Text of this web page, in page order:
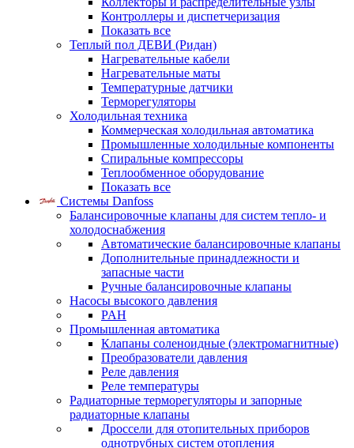
Контроллеры и диспетчеризация
Показать все
Теплый пол ДЕВИ (Ридан)
Нагревательные кабели
Нагревательные маты
Температурные датчики
Терморегуляторы
Холодильная техника
Коммерческая холодильная автоматика
Промышленные холодильные компоненты
Спиральные компрессоры
Теплообменное оборудование
Показать все
Системы Danfoss
Балансировочные клапаны для систем тепло- и
холодоснабжения
Автоматические балансировочные клапаны
Дополнительные принадлежности и
запасные части
Ручные балансировочные клапаны
Насосы высокого давления
PAH
Промышленная автоматика
Клапаны соленоидные (электромагнитные)
Преобразователи давления
Реле давления
Реле температуры
Радиаторные терморегуляторы и запорные
радиаторные клапаны
Дроссели для отопительных приборов
однотрубных систем отопления